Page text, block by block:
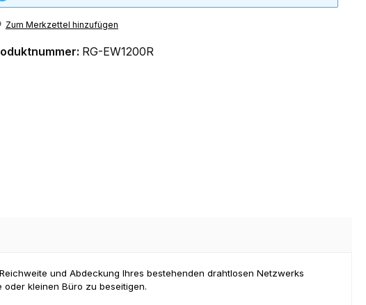
Zum Merkzettel hinzufügen
RG-EW1200R
und Abdeckung Ihres bestehenden drahtlosen Netzwerks
kleinen Büro zu beseitigen.